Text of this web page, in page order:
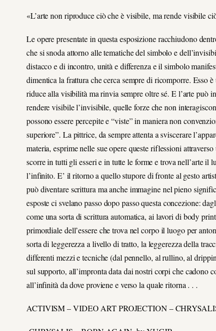
«L’arte non riproduce ciò che è visibile, ma rende visibile
Le opere presentate in questa esposizione racchiudono
che si snoda attorno alle tematiche del simbolo e
distacco e di incontro, unità e differenza e il simbolo
dimentica la frattura che cerca sempre di ricomporre. Esso
riduce alla visibilità ma rinvia sempre oltre sé. E l’arte può
rendere visibile l’invisibile, quelle forze che non
possono essere percepite e “viste” in maniera non
superiore”. La pittrice, da sempre attenta a sviscerare
materia, esprime nelle sue opere queste riflessioni
scorre in tutti gli esseri e in tutte le forme e trova nell’arte
l’infinito. E’ il ritorno a quello stupore di fronte al gesto
può diventare scrittura ma anche immagine nel pieno
esposte ci svelano passo dopo passo questa concezione:
come una sorta di scrittura automatica, ai lavori di body
primordiale dell’essere che trova nel corpo il luogo per
sorta di leggerezza a livello di tratto, la leggerezza della
differenti mezzi e tecniche (dal pennello, al rullino, al
sul supporto, all’impronta data dai nostri corpi che cadono
all’infinità da dove proviene e verso la quale ritorna . . .
ACTIVISM – VIDEO ART PROJECTION –